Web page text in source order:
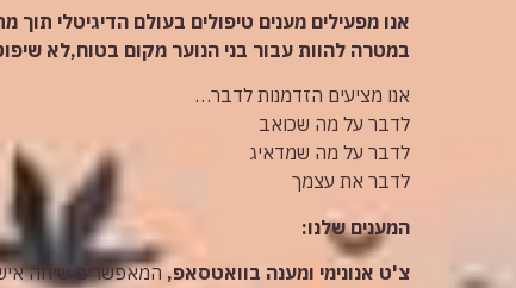
אנו מפעילים מענים טיפולים בעולם הדיגיטלי
במטרה להוות עבור בני הנוער מקום בטוח,לא
אנו מציעים הזדמנות לדבר…
לדבר על מה שכואב
לדבר על מה שמדאיג
לדבר את עצמך
המענים שלנו:
צ'ט אנונימי ומענה בוואטסאפ, המאפשרים שיחה